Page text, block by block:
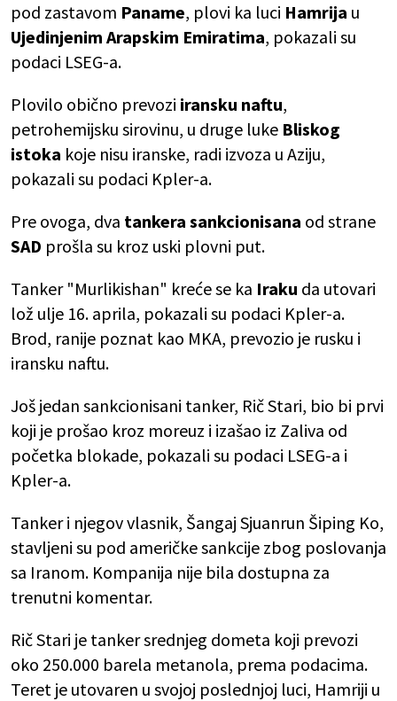
pod zastavom Paname, plovi ka luci Hamrija u
Ujedinjenim Arapskim Emiratima, pokazali su
podaci LSEG-a.
Plovilo obično prevozi iransku naftu,
petrohemijsku sirovinu, u druge luke Bliskog
istoka koje nisu iranske, radi izvoza u Aziju,
pokazali su podaci Kpler-a.
Pre ovoga, dva tankera sankcionisana od strane
SAD prošla su kroz uski plovni put.
Tanker "Murlikishan" kreće se ka Iraku da utovari
lož ulje 16. aprila, pokazali su podaci Kpler-a.
Brod, ranije poznat kao MKA, prevozio je rusku i
iransku naftu.
Još jedan sankcionisani tanker, Rič Stari, bio bi prvi
koji je prošao kroz moreuz i izašao iz Zaliva od
početka blokade, pokazali su podaci LSEG-a i
Kpler-a.
Tanker i njegov vlasnik, Šangaj Sjuanrun Šiping Ko,
stavljeni su pod američke sankcije zbog poslovanja
sa Iranom. Kompanija nije bila dostupna za
trenutni komentar.
Rič Stari je tanker srednjeg dometa koji prevozi
oko 250.000 barela metanola, prema podacima.
Teret je utovaren u svojoj poslednjoj luci, Hamriji u